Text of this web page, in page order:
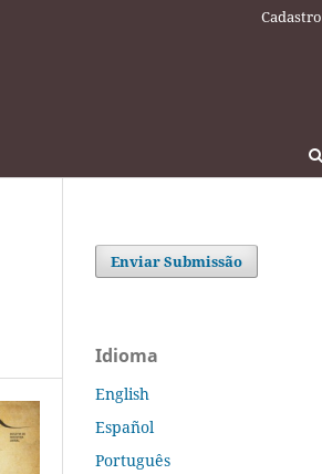
Cadastro
Enviar Submissão
Idioma
English
Español
Português